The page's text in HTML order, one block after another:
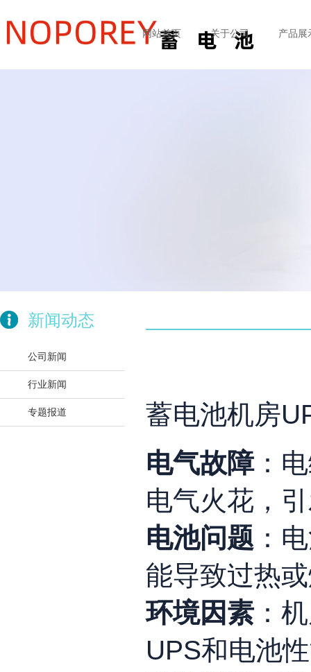
网站首页 关于公司 产品展
新闻动态
公司新闻
行业新闻
专题报道
蓄电池机房
电气故障：
电气火花，
电池问题 ：
能导致过热
环境因素：
UPS和电池